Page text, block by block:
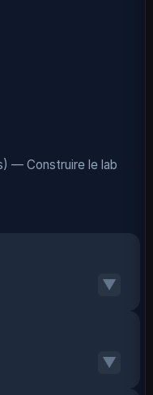
— Construire le lab
▼
▼